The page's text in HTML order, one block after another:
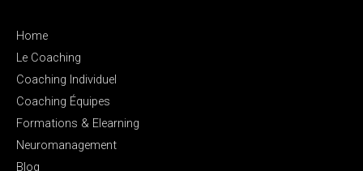
Home
Le Coaching
Coaching Individuel
Coaching Équipes
Formations & Elearning
Neuromanagement
Blog